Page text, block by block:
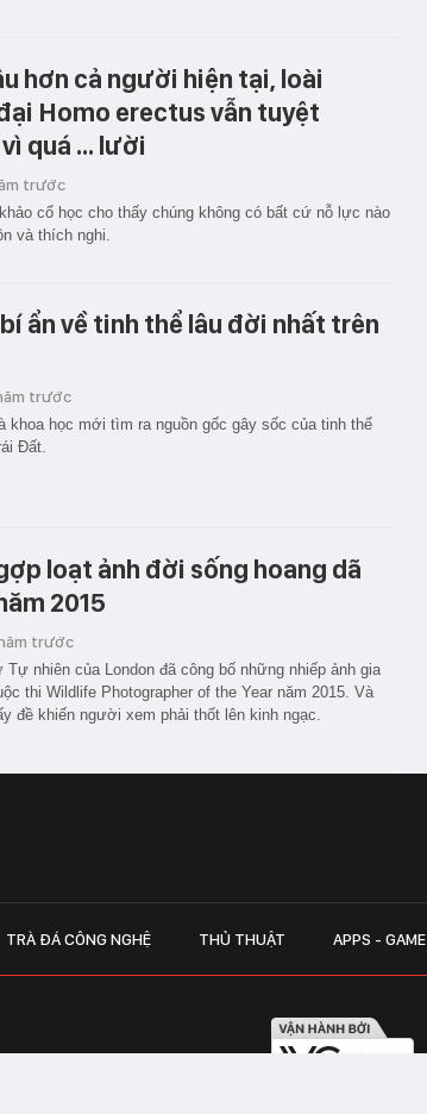
hơn cả người hiện tại, loài
Homo erectus vẫn tuyệt
quá ... lười
trước
cổ học cho thấy chúng không có bất cứ nỗ lực nào
và thích nghi.
ẩn về tinh thể lâu đời nhất trên
trước
khoa học mới tìm ra nguồn gốc gây sốc của tinh thể
Đất.
loạt ảnh đời sống hoang dã
2015
trước
Tự nhiên của London đã công bố những nhiếp ảnh gia
thi Wildlife Photographer of the Year năm 2015. Và
đề khiến người xem phải thốt lên kinh ngạc.
TRÀ ĐÁ CÔNG NGHỆ THỦ THUẬT APPS - GAME